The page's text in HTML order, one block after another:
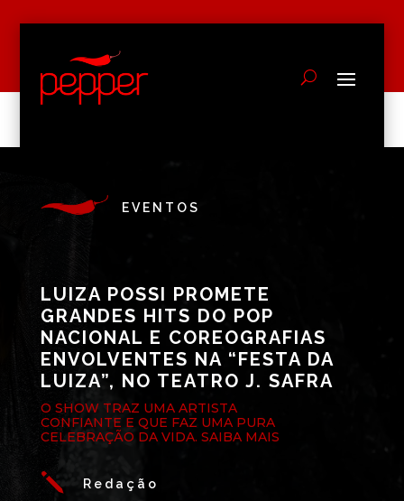
EVENTOS
LUIZA POSSI PROMETE
GRANDES HITS DO POP
NACIONAL E COREOGRAFIAS
ENVOLVENTES NA “FESTA DA
LUIZA”, NO TEATRO J. SAFRA
O SHOW TRAZ UMA ARTISTA
CONFIANTE E QUE FAZ UMA PURA
CELEBRAÇÃO DA VIDA. SAIBA MAIS
j Redação